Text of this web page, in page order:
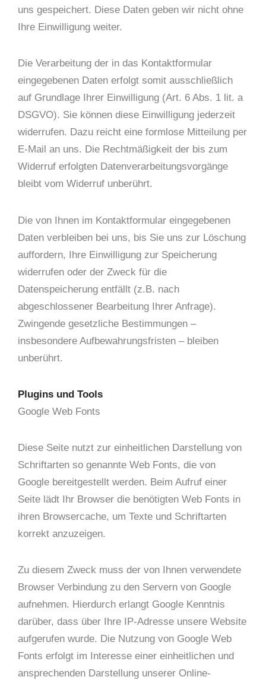
uns gespeichert. Diese Daten geben wir nicht ohne
Ihre Einwilligung weiter.
Die Verarbeitung der in das Kontaktformular
eingegebenen Daten erfolgt somit ausschließlich
auf Grundlage Ihrer Einwilligung (Art. 6 Abs. 1 lit. a
DSGVO). Sie können diese Einwilligung jederzeit
widerrufen. Dazu reicht eine formlose Mitteilung per
E-Mail an uns. Die Rechtmäßigkeit der bis zum
Widerruf erfolgten Datenverarbeitungsvorgänge
bleibt vom Widerruf unberührt.
Die von Ihnen im Kontaktformular eingegebenen
Daten verbleiben bei uns, bis Sie uns zur Löschung
auffordern, Ihre Einwilligung zur Speicherung
widerrufen oder der Zweck für die
Datenspeicherung entfällt (z.B. nach
abgeschlossener Bearbeitung Ihrer Anfrage).
Zwingende gesetzliche Bestimmungen –
insbesondere Aufbewahrungsfristen – bleiben
unberührt.
Plugins und Tools
Google Web Fonts
Diese Seite nutzt zur einheitlichen Darstellung von
Schriftarten so genannte Web Fonts, die von
Google bereitgestellt werden. Beim Aufruf einer
Seite lädt Ihr Browser die benötigten Web Fonts in
ihren Browsercache, um Texte und Schriftarten
korrekt anzuzeigen.
Zu diesem Zweck muss der von Ihnen verwendete
Browser Verbindung zu den Servern von Google
aufnehmen. Hierdurch erlangt Google Kenntnis
darüber, dass über Ihre IP-Adresse unsere Website
aufgerufen wurde. Die Nutzung von Google Web
Fonts erfolgt im Interesse einer einheitlichen und
ansprechenden Darstellung unserer Online-